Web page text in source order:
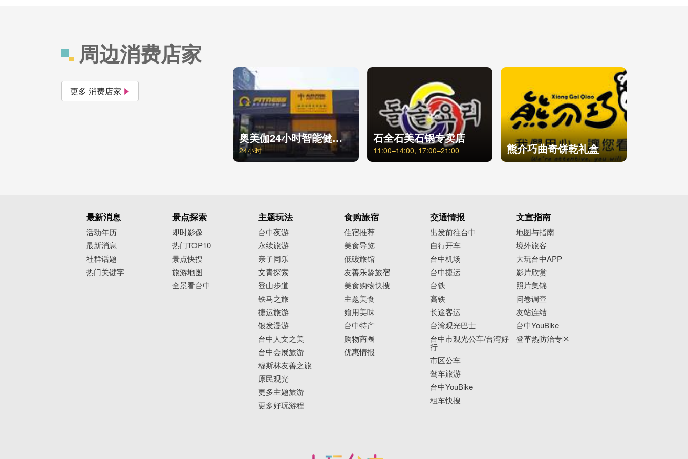
周边消费店家
更多 消费店家
奥美伽24小时智能健身台中福科店
24小时
石全石美石锅专卖店
11:00–14:00, 17:00–21:00 熊介巧曲奇饼乾礼盒
最新消息
活动年历
最新消息
社群话题
热门关键字
景点探索
即时影像
热门TOP10
景点快搜
旅游地图
全景看台中
主题玩法
台中夜游
永续旅游
亲子同乐
文青探索
登山步道
铁马之旅
捷运旅游
银发漫游
台中人文之美
台中会展旅游
穆斯林友善之旅
原民观光
更多主题旅游
更多好玩游程
食购旅宿
住宿推荐
美食导览
低碳旅馆
友善乐龄旅宿
美食购物快搜
主题美食
飨用美味
台中特产
购物商圈
优惠情报
交通情报
出发前往台中
自行开车
台中机场
台中捷运
台铁
高铁
长途客运
台湾观光巴士
台中市观光公车/台湾好
行
市区公车
驾车旅游
台中YouBike
租车快搜
文宣指南
地图与指南
境外旅客
大玩台中APP
影片欣赏
照片集锦
问卷调查
友站连结
台中YouBike
登革热防治专区